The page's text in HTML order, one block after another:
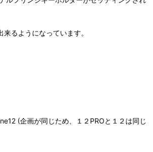
るようになっています。
(企画が同じため、１２PROと１２は同じ